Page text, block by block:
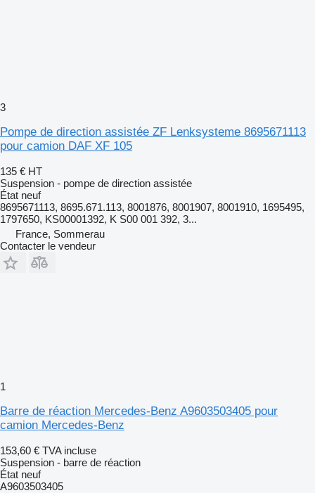
3
Pompe de direction assistée ZF Lenksysteme 8695671113
pour camion DAF XF 105
135 € HT
Suspension - pompe de direction assistée
État neuf
8695671113, 8695.671.113, 8001876, 8001907, 8001910, 1695495,
1797650, KS00001392, K S00 001 392, 3...
France, Sommerau
Contacter le vendeur
1
Barre de réaction Mercedes-Benz A9603503405 pour
camion Mercedes-Benz
153,60 € TVA incluse
Suspension - barre de réaction
État neuf
A9603503405